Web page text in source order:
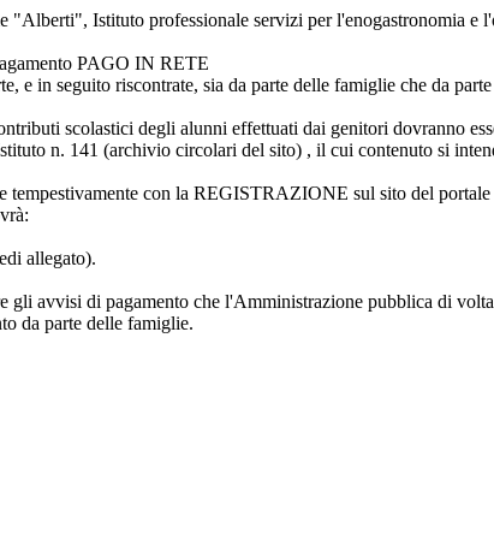
Istituto professionale servizi per l'enogastronomia e
PAGO IN RETE
e in seguito riscontrate, sia da parte delle famiglie che da
scolastici degli alunni effettuati dai genitori dovranno
n. 141 (archivio circolari del sito) , il cui contenuto si
tempestivamente con la REGISTRAZIONE sul sito del
allegato).
gli avvisi di pagamento che l'Amministrazione pubblica di
da parte delle famiglie.